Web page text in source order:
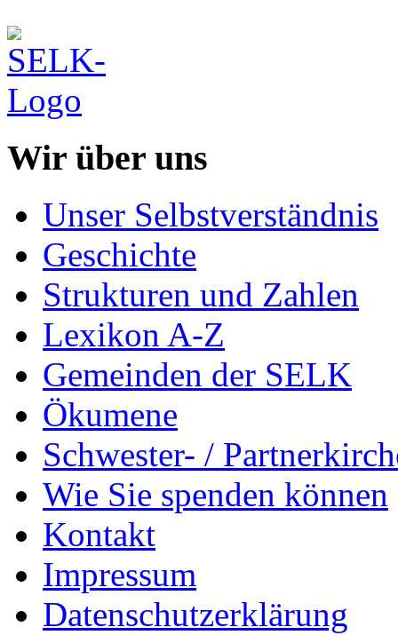
Wir über uns
Unser Selbstverständnis
Geschichte
Strukturen und Zahlen
Lexikon A-Z
Gemeinden der SELK
Ökumene
Schwester- /
Wie Sie spenden können
Kontakt
Impressum
Datenschutzerklärung